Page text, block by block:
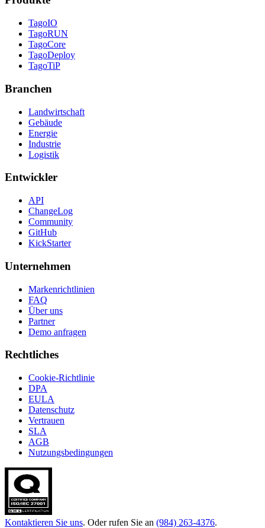
TagoIO
TagoRUN
TagoCore
TagoDeploy
TagoTiP
Branchen
Landwirtschaft
Gebäude
Energie
Industrie
Logistik
Entwickler
API
ChangeLog
Community
GitHub
KickStarter
Unternehmen
Markenrichtlinien
FAQ
Über uns
Partner
Demo anfragen
Rechtliches
Cookie-Richtlinie
DPA
EULA
Datenschutz
Vertrauen
SLA
AGB
Nutzungsbedingungen
Kontaktieren Sie uns. Oder rufen Sie an (984) 263-4376.